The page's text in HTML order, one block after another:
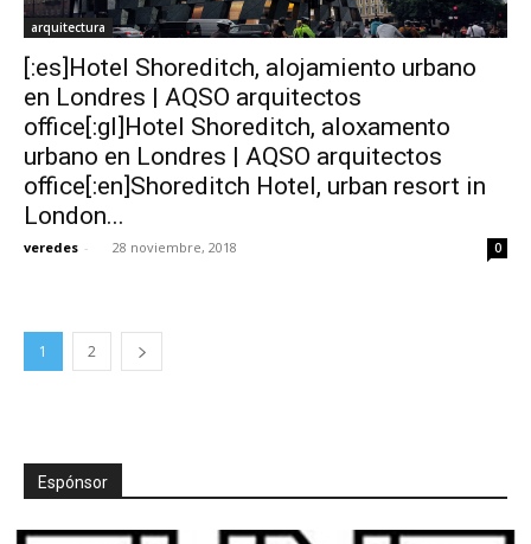
arquitectura
[:es]Hotel Shoreditch, alojamiento urbano
en Londres | AQSO arquitectos
office[:gl]Hotel Shoreditch, aloxamento
urbano en Londres | AQSO arquitectos
office[:en]Shoreditch Hotel, urban resort in
London...
veredes - 28 noviembre, 2018 0
1 2
Espónsor